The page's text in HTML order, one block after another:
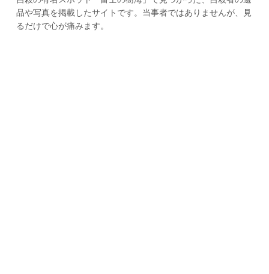
品や写真を掲載したサイトです。当事者ではありませんが、見
るだけで心が痛みます。